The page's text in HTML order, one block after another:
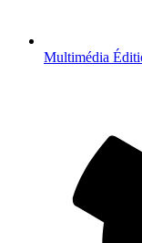
Multimédia